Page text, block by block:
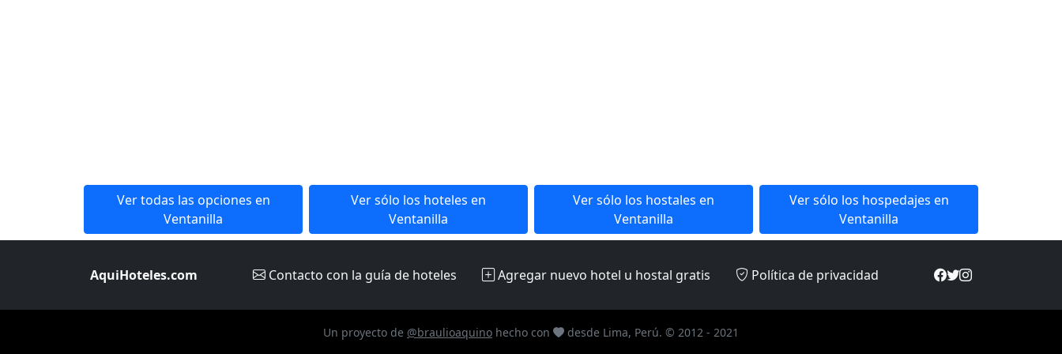
Ver todas las opciones en
Ventanilla
Ver sólo los hoteles en
Ventanilla
Ver sólo los hostales en
Ventanilla
Ver sólo los hospedajes en
Ventanilla
AquiHoteles.com Contacto con la guía de hoteles Agregar nuevo hotel u hostal gratis Política de privacidad
Un proyecto de @braulioaquino hecho con desde Lima, Perú. © 2012 - 2021